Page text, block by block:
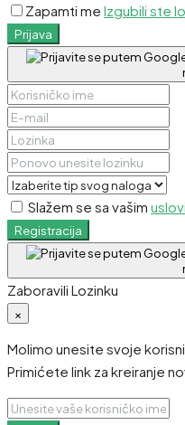
Zapamti me Izgubili ste
Prijava
Slažem se sa vašim
Registracija
Zaboravili Lozinku
×
Molimo unesite svoje
Primićete link za kreiranje